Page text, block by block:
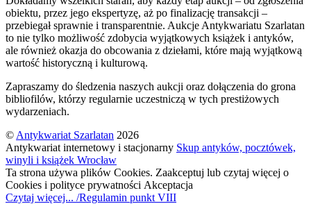
obiektu, przez jego ekspertyzę, aż po finalizację transakcji –
przebiegał sprawnie i transparentnie. Aukcje Antykwariatu Szarlatan
to nie tylko możliwość zdobycia wyjątkowych książek i antyków,
ale również okazja do obcowania z dziełami, które mają wyjątkową
wartość historyczną i kulturową.
Zapraszamy do śledzenia naszych aukcji oraz dołączenia do grona
bibliofilów, którzy regularnie uczestniczą w tych prestiżowych
wydarzeniach.
© Antykwariat Szarlatan 2026
Antykwariat internetowy i stacjonarny Skup antyków, pocztówek,
winyli i książek Wrocław
Ta strona używa plików Cookies. Zaakceptuj lub czytaj więcej o
Cookies i polityce prywatności Akceptacja
Czytaj więcej... /Regulamin punkt VIII